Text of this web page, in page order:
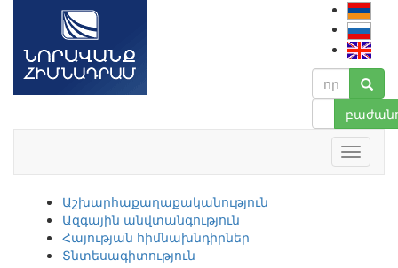
Աշխարհաքաղաքականություն
Ազգային անվտանգություն
Հայության հիմնախնդիրներ
Տնտեսագիտություն